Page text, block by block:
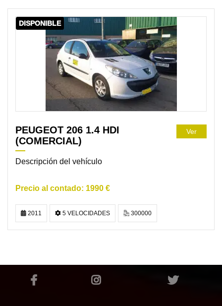
DISPONIBLE
PEUGEOT 206 1.4 HDI
(COMERCIAL)
Descripción del vehículo
1990 €
Ver
2011 5 VELOCIDADES 300000